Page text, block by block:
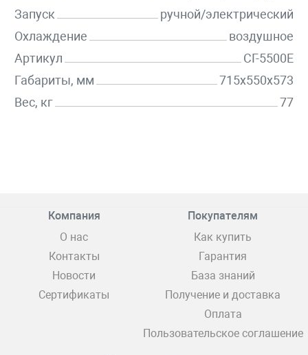
Запуск
ручной/электрический
Охлаждение
воздушное
Артикул
СГ-5500Е
Габариты, мм
715x550x573
Вес, кг
77
Компания
О нас
Контакты
Новости
Сертификаты
Покупателям
Как купить
Гарантия
База знаний
Получение и доставка
Оплата
Пользовательское соглашение